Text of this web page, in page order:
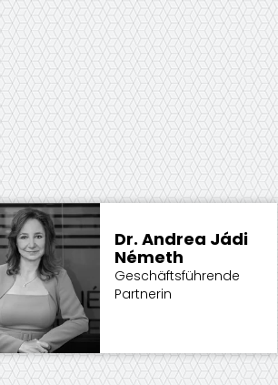
Dr. Andrea Jádi
Németh
Geschäftsführende
Partnerin